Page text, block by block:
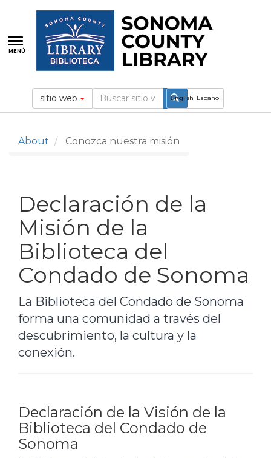
contenido
principal
MENÚ
English Español
sitio web
About Conozca nuestra misión
Declaración de la
Misión de la
Biblioteca del
Condado de Sonoma
La Biblioteca del Condado de Sonoma
forma una comunidad a través del
descubrimiento, la cultura y la
conexión.
Declaración de la Visión de la
Biblioteca del Condado de
Sonoma